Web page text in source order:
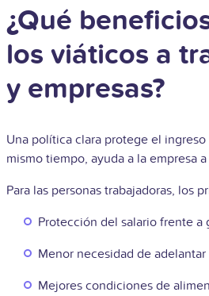
¿Qué
los viáticos a
y empresas?
Una política clara protege el ingreso
mismo tiempo, ayuda a la empresa
Para las personas trabajadoras, los
Protección del salario frente a
Menor necesidad de
Mejores condiciones de